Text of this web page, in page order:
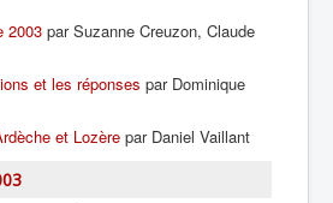
2003 par Suzanne Creuzon, Claude
et les réponses par Dominique
et Lozère par Daniel Vaillant